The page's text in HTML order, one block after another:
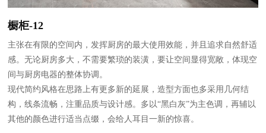
橱柜-12
主张在有限的空间内，发挥厨房的最大使用效能，并且追求自然舒适
感。无论厨房多大，不需要繁琐的装潢，要让空间显得宽敞，体现空
间与厨房电器的整体协调。
现代简约风格在思路上有更多新的延展，造型方面也多采用几何结
构，线条流畅，注重品质与设计感。多以“黑白灰”为主色调，再辅以
其他的颜色进行适当点缀，会给人耳目一新的惊喜。